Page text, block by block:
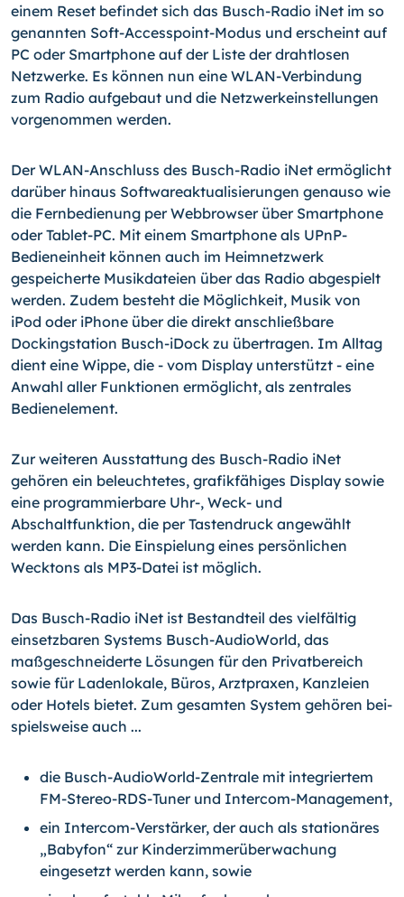
einem Reset befindet sich das Busch-Radio iNet im so
genannten Soft-Accesspoint-Modus und er­scheint auf
PC oder Smartphone auf der Liste der drahtlosen
Netzwerke. Es können nun eine WLAN-Verbindung
zum Radio aufgebaut und die Netzwerkeinstellungen
vorgenommen werden.
Der WLAN-Anschluss des Busch-Radio iNet ermöglicht
darüber hinaus Softwareaktu­alisierungen genauso wie
die Fernbedienung per Webbrowser über Smartphone
oder Tablet-PC. Mit einem Smartphone als UPnP-
Bedieneinheit können auch im Heimnetz­werk
gespeicherte Musikdateien über das Radio abgespielt
werden. Zudem besteht die Möglichkeit, Musik von
iPod oder iPhone über die direkt anschließbare
Dockingstation Busch-iDock zu übertragen. Im Alltag
dient eine Wippe, die - vom Display unterstützt - eine
Anwahl aller Funktionen ermöglicht, als zentrales
Bedienelement.
Zur weiteren Ausstattung des Busch-Radio iNet
gehören ein beleuchtetes, grafikfähi­ges Display sowie
eine programmierbare Uhr-, Weck- und
Abschaltfunktion, die per Tastendruck angewählt
werden kann. Die Einspielung eines persönlichen
Wecktons als MP3-Datei ist möglich.
Das Busch-Radio iNet ist Bestandteil des vielfältig
einsetzbaren Systems Busch-Audio­World, das
maßgeschneiderte Lösungen für den Privatbereich
sowie für Ladenlokale, Büros, Arztpraxen, Kanzleien
oder Hotels bietet. Zum gesamten System gehören bei­
spielsweise auch ...
die Busch-AudioWorld-Zentrale mit integriertem
FM-Stereo-RDS-Tuner und Intercom-Management,
ein Intercom-Verstärker, der auch als stationäres
„Babyfon“ zur Kinderzimmer­überwachung
eingesetzt werden kann, sowie